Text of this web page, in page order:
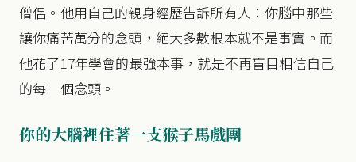
僧侶。他用自己的親身經歷告訴所有人：你腦中那些
讓你痛苦萬分的念頭，絕大多數根本就不是事實。而
他花了17年學會的最強本事，就是不再盲目相信自己
的每一個念頭。
你的大腦裡住著一支猴子馬戲團